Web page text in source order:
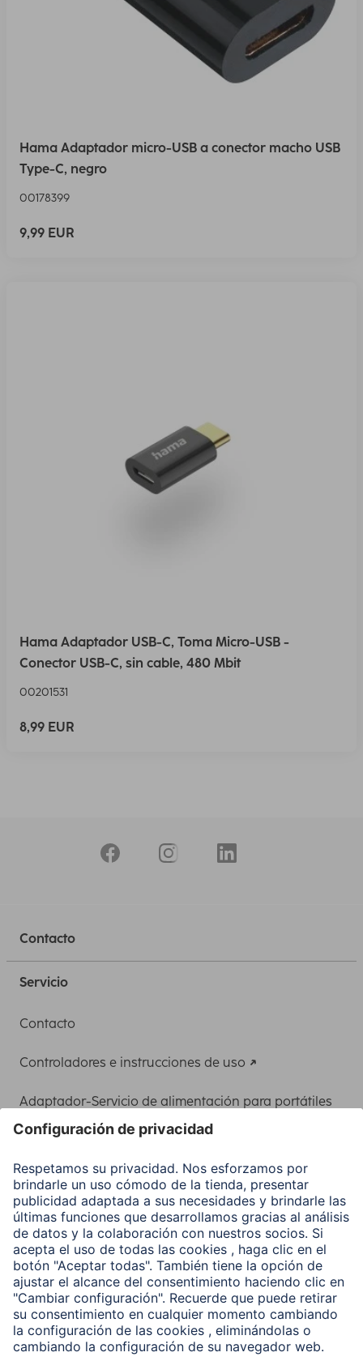
Hama Adaptador micro-USB a conector macho USB
Type-C, negro
00178399
9,99 EUR
Hama Adaptador USB-C, Toma Micro-USB -
Conector USB-C, sin cable, 480 Mbit
00201531
8,99 EUR
Contacto
Servicio
Contacto
Controladores e instrucciones de uso
Adaptador-Servicio de alimentación para portátiles
Clientes online
Conviértete en distribuidor
Compañía
Historia de la empresa
Hama en todo el Mundo